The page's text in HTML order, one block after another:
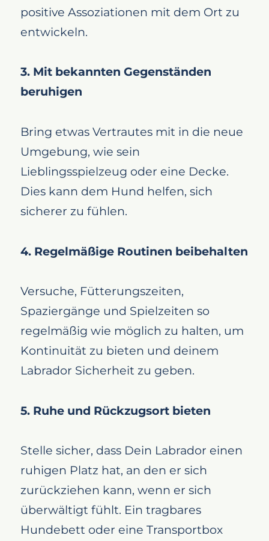
positive Assoziationen mit dem Ort zu
entwickeln.
3. Mit bekannten Gegenständen
beruhigen
Bring etwas Vertrautes mit in die neue
Umgebung, wie sein
Lieblingsspielzeug oder eine Decke.
Dies kann dem Hund helfen, sich
sicherer zu fühlen.
4. Regelmäßige Routinen beibehalten
Versuche, Fütterungszeiten,
Spaziergänge und Spielzeiten so
regelmäßig wie möglich zu halten, um
Kontinuität zu bieten und deinem
Labrador Sicherheit zu geben.
5. Ruhe und Rückzugsort bieten
Stelle sicher, dass Dein Labrador einen
ruhigen Platz hat, an den er sich
zurückziehen kann, wenn er sich
überwältigt fühlt. Ein tragbares
Hundebett oder eine Transportbox